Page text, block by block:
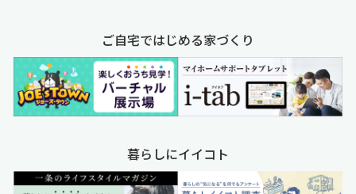
ご自宅ではじめる家づくり
暮らしにイイコト